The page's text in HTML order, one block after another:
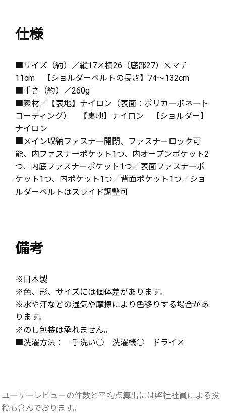
仕様
■サイズ（約）／縦17×横26（底部27）×マチ
11cm 【ショルダーベルトの長さ】74～132cm
■重さ（約）／260g
■素材／【表地】ナイロン（表面：ポリカーボネート
コーティング） 【裏地】ナイロン 【ショルダー】
ナイロン
■メイン収納ファスナー開閉、ファスナーロック可
能、内ファスナーポケット1つ、内オープンポケット2
つ、内底ファスナーポケット1つ／表面ファスナーポ
ケット1つ、内ポケット1つ／背面ポケット1つ／ショ
ルダーベルトはスライド調整可
備考
※日本製
※色、形、サイズには個体差があります。
※水や汗などの湿気や摩擦により色移りする場合があ
ります。
※のし包装は承れません。
■洗濯方法： 手洗い○ 洗濯機○ ドライ×
ユーザーレビューの件数と平均点算出には弊社社員による投
稿も含んでおります。